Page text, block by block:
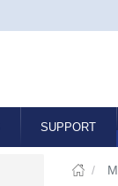
SUPPORT
/